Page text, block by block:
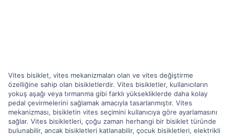
Vites bisiklet, vites mekanizmaları olan ve vites değiştirme
özelliğine sahip olan bisikletlerdir. Vites bisikletler, kullanıcıların
yokuş aşağı veya tırmanma gibi farklı yüksekliklerde daha kolay
pedal çevirmelerini sağlamak amacıyla tasarlanmıştır. Vites
mekanizması, bisikletin vites seçimini kullanıcıya göre ayarlamasını
sağlar. Vites bisikletleri, çoğu zaman herhangi bir bisiklet türünde
bulunabilir, ancak bisikletleri katlanabilir, çocuk bisikletleri, elektrikli